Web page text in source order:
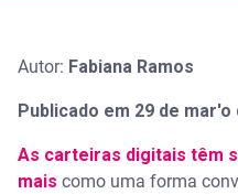
Autor: Fabiana Ramos
Publicado em 29 de mar'o
As carteiras digitais têm
mais como uma forma